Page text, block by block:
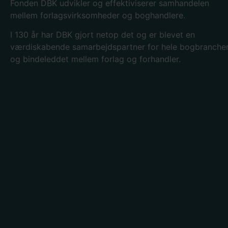
Fonden DBK udvikler og effektiviserer samhandelen
mellem forlagsvirksomheder og boghandlere.
I 130 år har DBK gjort netop det og er blevet en
værdiskabende samarbejdspartner for hele
og bindeleddet mellem forlag og forhandler.